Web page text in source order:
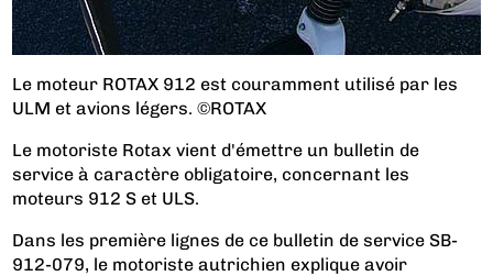
Le moteur ROTAX 912 est couramment utilisé par les
ULM et avions légers. ©ROTAX
Le motoriste Rotax vient d'émettre un bulletin de
service à caractère obligatoire, concernant les
moteurs 912 S et ULS.
Dans les première lignes de ce bulletin de service SB-
912-079, le motoriste autrichien explique avoir